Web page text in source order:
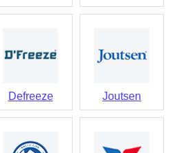
Defreeze Joutsen